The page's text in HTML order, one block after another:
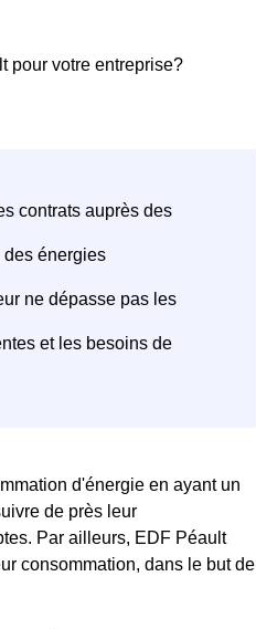
pour votre entreprise?
d'énergie en ayant un
de près leur
Par ailleurs, EDF Péault
consommation, dans le but de